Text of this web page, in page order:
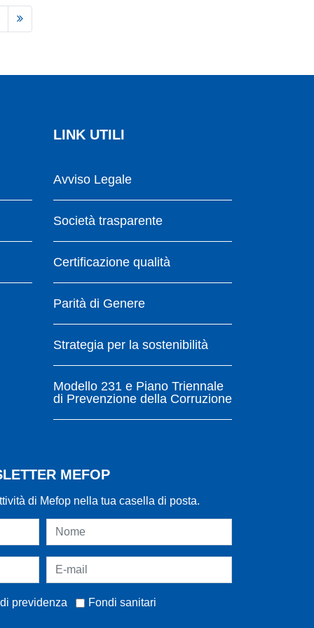
LINK UTILI
Avviso Legale
Società trasparente
Certificazione qualità
Parità di Genere
Strategia per la sostenibilità
Modello 231 e Piano Triennale
di Prevenzione della Corruzione
MEFOP
di Mefop nella tua casella di posta.
previdenza Fondi sanitari